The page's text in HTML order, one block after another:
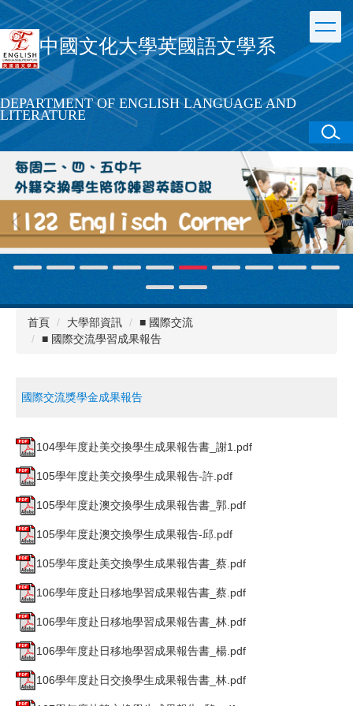
跳
到
主
要
內
容
區
中國文化大學英國語文學系
DEPARTMENT OF ENGLISH LANGUAGE AND
LITERATURE
首頁 大學部資訊
■ 國際交流
■ 國際交流學習成果報告
國際交流獎學金成果報告
104學年度赴美交換學生成果報告書_謝1.pdf
105學年度赴美交換學生成果報告-許.pdf
105學年度赴澳交換學生成果報告書_郭.pdf
105學年度赴澳交換學生成果報告-邱.pdf
105學年度赴美交換學生成果報告書_蔡.pdf
106學年度赴日移地學習成果報告書_蔡.pdf
106學年度赴日移地學習成果報告書_林.pdf
106學年度赴日移地學習成果報告書_楊.pdf
106學年度赴日交換學生成果報告書_林.pdf